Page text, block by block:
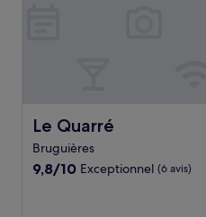
Le Quarré
Le Quarré
Bruguières
9.8
9,8/10 Exceptionnel (6 avis)